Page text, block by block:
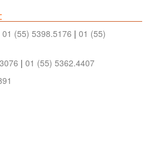
01 (55) 5398.5176 | 01 (55)
| 01 (55) 5362.4407